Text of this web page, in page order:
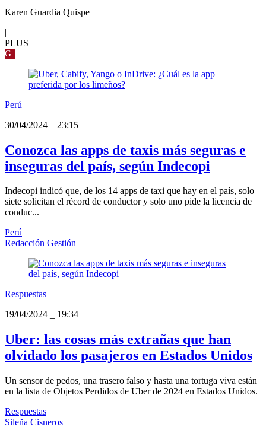
Karen Guardia Quispe
|
PLUS
G
Perú
30/04/2024
23:15
Conozca las apps de taxis más seguras e
inseguras del país, según Indecopi
Indecopi indicó que, de los 14 apps de taxi que hay en el país, solo
siete solicitan el récord de conductor y solo uno pide la licencia de
conduc...
Perú
Redacción Gestión
Respuestas
19/04/2024
19:34
Uber: las cosas más extrañas que han
olvidado los pasajeros en Estados Unidos
Un sensor de pedos, una trasero falso y hasta una tortuga viva están
en la lista de Objetos Perdidos de Uber de 2024 en Estados Unidos.
Respuestas
Sileña Cisneros